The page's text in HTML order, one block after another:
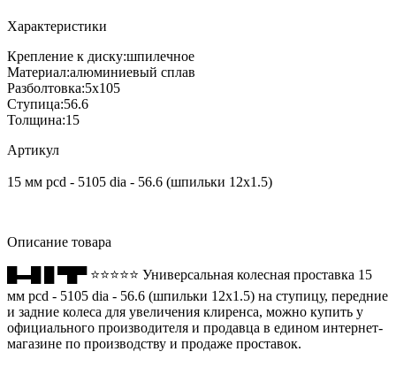
Характеристики
Крепление к диску:шпилечное
Материал:алюминиевый сплав
Разболтовка:5x105
Ступица:56.6
Толщина:15
Артикул
15 мм pcd - 5105 dia - 56.6 (шпильки 12x1.5)
Описание товара
█▬█ █ ▀█▀ ⭐⭐⭐⭐⭐ Универсальная колесная проставка 15
мм pcd - 5105 dia - 56.6 (шпильки 12x1.5) на ступицу, передние
и задние колеса для увеличения клиренса, можно купить у
официального производителя и продавца в едином интернет-
магазине по производству и продаже проставок.